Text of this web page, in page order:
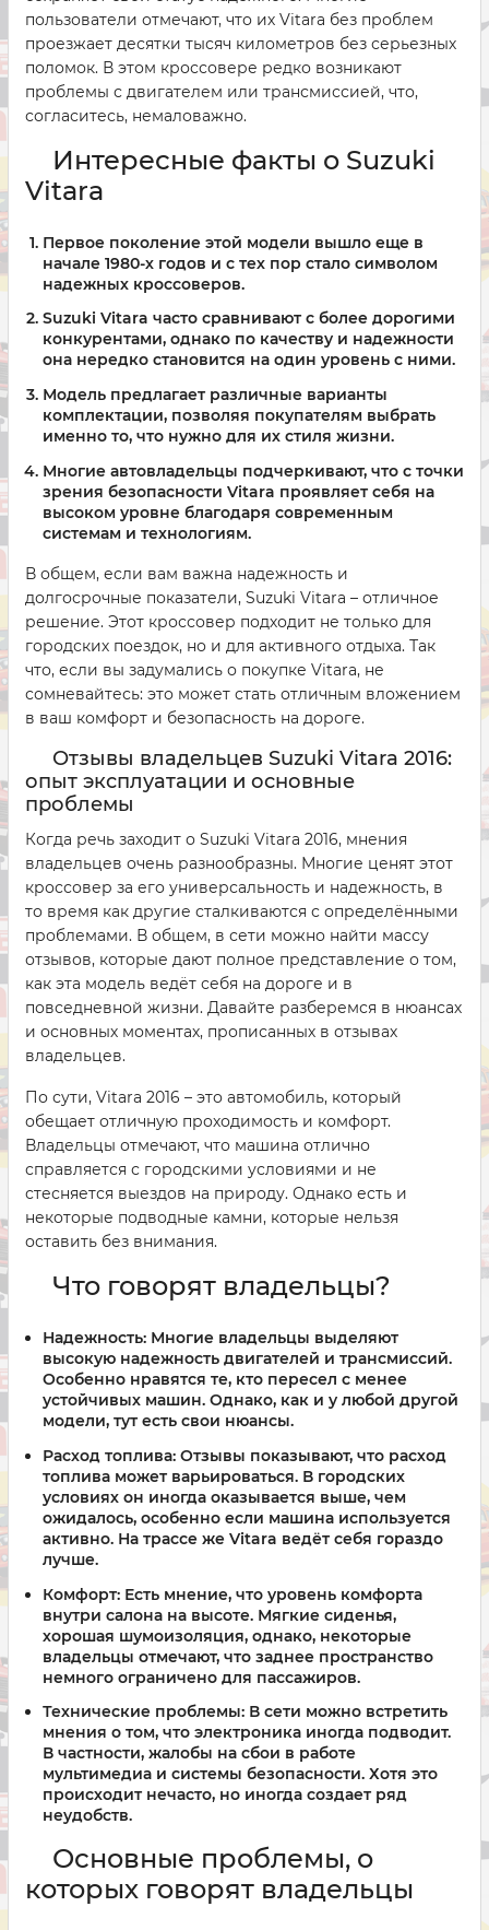
пользователи отмечают, что их Vitara без проблем
проезжает десятки тысяч километров без серьезных
поломок. В этом кроссовере редко возникают
проблемы с двигателем или трансмиссией, что,
согласитесь, немаловажно.
Интересные факты о Suzuki
Vitara
Первое поколение этой модели вышло еще в
начале 1980-х годов и с тех пор стало символом
надежных кроссоверов.
Suzuki Vitara часто сравнивают с более дорогими
конкурентами, однако по качеству и надежности
она нередко становится на один уровень с ними.
Модель предлагает различные варианты
комплектации, позволяя покупателям выбрать
именно то, что нужно для их стиля жизни.
Многие автовладельцы подчеркивают, что с точки
зрения безопасности Vitara проявляет себя на
высоком уровне благодаря современным
системам и технологиям.
В общем, если вам важна надежность и
долгосрочные показатели, Suzuki Vitara – отличное
решение. Этот кроссовер подходит не только для
городских поездок, но и для активного отдыха. Так
что, если вы задумались о покупке Vitara, не
сомневайтесь: это может стать отличным вложением
в ваш комфорт и безопасность на дороге.
Отзывы владельцев Suzuki Vitara 2016:
опыт эксплуатации и основные
проблемы
Когда речь заходит о Suzuki Vitara 2016, мнения
владельцев очень разнообразны. Многие ценят этот
кроссовер за его универсальность и надежность, в
то время как другие сталкиваются с определёнными
проблемами. В общем, в сети можно найти массу
отзывов, которые дают полное представление о том,
как эта модель ведёт себя на дороге и в
повседневной жизни. Давайте разберемся в нюансах
и основных моментах, прописанных в отзывах
владельцев.
По сути, Vitara 2016 – это автомобиль, который
обещает отличную проходимость и комфорт.
Владельцы отмечают, что машина отлично
справляется с городскими условиями и не
стесняется выездов на природу. Однако есть и
некоторые подводные камни, которые нельзя
оставить без внимания.
Что говорят владельцы?
Надежность: Многие владельцы выделяют
высокую надежность двигателей и трансмиссий.
Особенно нравятся те, кто пересел с менее
устойчивых машин. Однако, как и у любой другой
модели, тут есть свои нюансы.
Расход топлива: Отзывы показывают, что расход
топлива может варьироваться. В городских
условиях он иногда оказывается выше, чем
ожидалось, особенно если машина используется
активно. На трассе же Vitara ведёт себя гораздо
лучше.
Комфорт: Есть мнение, что уровень комфорта
внутри салона на высоте. Мягкие сиденья,
хорошая шумоизоляция, однако, некоторые
владельцы отмечают, что заднее пространство
немного ограничено для пассажиров.
Технические проблемы: В сети можно встретить
мнения о том, что электроника иногда подводит.
В частности, жалобы на сбои в работе
мультимедиа и системы безопасности. Хотя это
происходит нечасто, но иногда создает ряд
неудобств.
Основные проблемы, о
которых говорят владельцы